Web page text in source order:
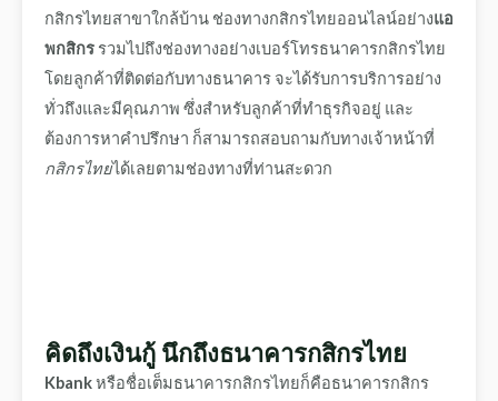
กสิกรไทยสาขาใกล้บ้าน ช่องทางกสิกรไทยออนไลน์อย่างแอ
พกสิกร รวมไปถึงช่องทางอย่างเบอร์โทรธนาคารกสิกรไทย
โดยลูกค้าที่ติดต่อกับทางธนาคาร จะได้รับการบริการอย่าง
ทั่วถึงและมีคุณภาพ ซึ่งสำหรับลูกค้าที่ทำธุรกิจอยู่ และ
ต้องการหาคำปรึกษา ก็สามารถสอบถามกับทางเจ้าหน้าที่
กสิกรไทยได้เลยตามช่องทางที่ท่านสะดวก
คิดถึงเงินกู้ นึกถึงธนาคารกสิกรไทย
Kbankหรือชื่อเต็มธนาคารกสิกรไทยก็คือธนาคารกสิกร